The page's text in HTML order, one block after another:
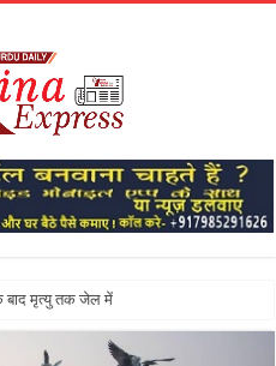
मृत्यु तक जेल में रखने की सजा संविधान क